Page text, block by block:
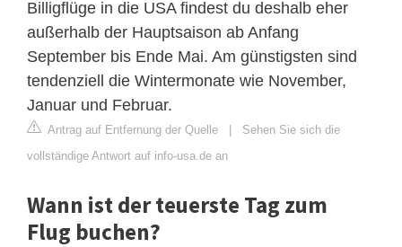
Billigflüge in die USA findest du deshalb eher
außerhalb der Hauptsaison ab Anfang
September bis Ende Mai. Am günstigsten sind
tendenziell die Wintermonate wie November,
Januar und Februar.
Antrag auf Entfernung der Quelle | Sehen Sie sich die
vollständige Antwort auf info-usa.de an
Wann ist der teuerste Tag zum
Flug buchen?